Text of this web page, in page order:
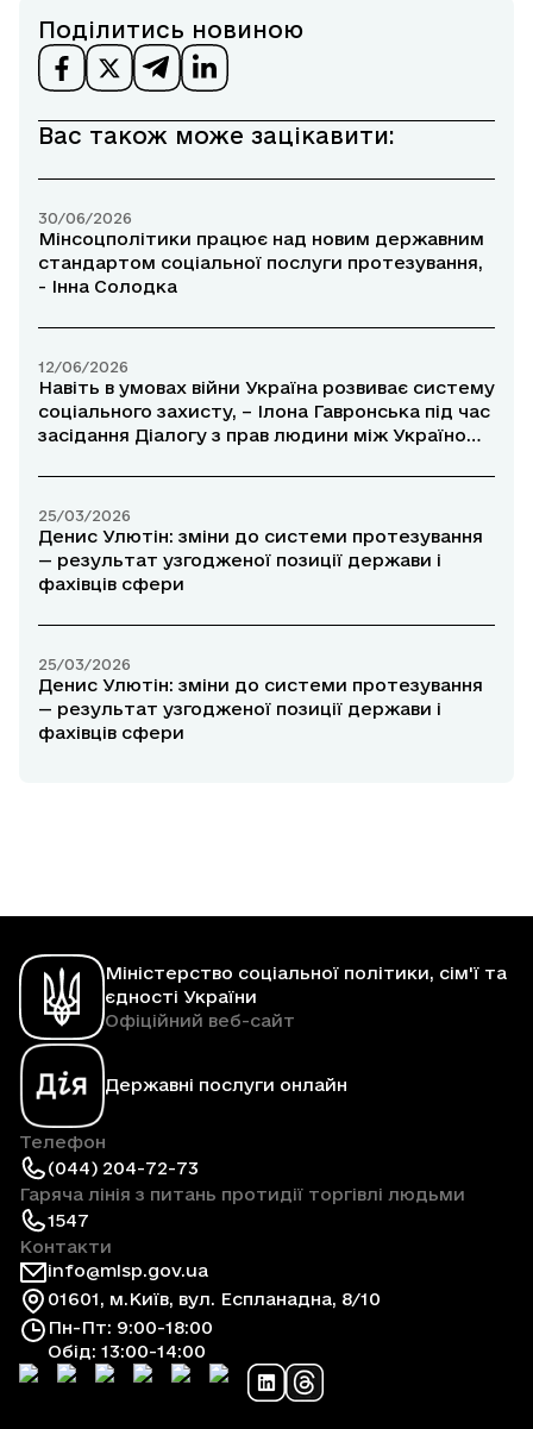
Поділитись новиною
Вас також може зацікавити:
30/06/2026
Мінсоцполітики працює над новим державним
стандартом соціальної послуги протезування,
- Інна Солодка
12/06/2026
Навіть в умовах війни Україна розвиває систему
соціального захисту, – Ілона Гавронська під час
засідання Діалогу з прав людини між Україною
25/03/2026
Денис Улютін: зміни до системи протезування
— результат узгодженої позиції держави і
фахівців сфери
25/03/2026
Денис Улютін: зміни до системи протезування
— результат узгодженої позиції держави і
фахівців сфери
Міністерство соціальної політики, сім'ї та
єдності України
Офіційний веб-сайт
Державні послуги онлайн
Телефон
(044) 204-72-73
Гаряча лінія з питань протидії торгівлі людьми
1547
Контакти
info@mlsp.gov.ua
01601, м.Київ, вул. Еспланадна, 8/10
Пн-Пт: 9:00-18:00
Обід: 13:00-14:00